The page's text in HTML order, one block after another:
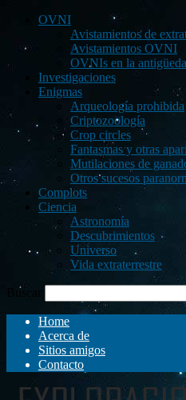
OVNI
Avistamientos de
Avistamientos OVNI
OVNIs en la
Investigaciones
Enigmas
Arqueología prohibida
Criptozoología
Crop circles
Fantasmas y otras
Mutilaciones de
Otros sucesos
Complots
Ciencia
Astronomía
Descubrimientos
Universo
Vida extraterrestre
Buscar
Home
Acerca de
Sitios amigos
Contacto